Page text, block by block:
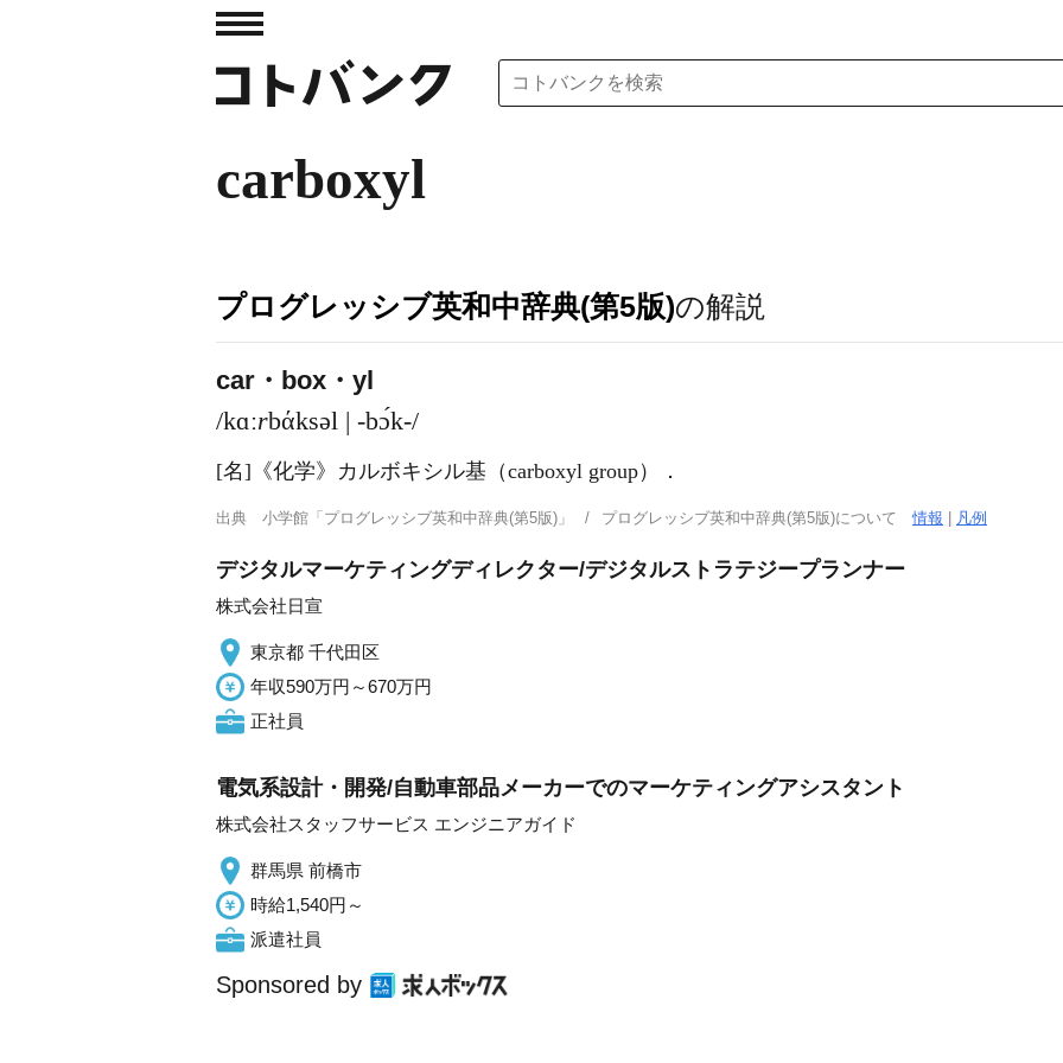
carboxyl
プログレッシブ英和中辞典(第5版)の解説
car・box・yl
/kɑːrbάksəl | -bɔ́k-/
[名] 《化学》 カルボキシル基（carboxyl group） ．
出典 小学館「プログレッシブ英和中辞典(第5版)」 プログレッシブ英和中辞典(第5版)について情報 凡例
デジタルマーケティングディレクター/デジタルストラテジープランナー
株式会社日宣
東京都 千代田区
年収590万円～670万円
正社員
電気系設計・開発/自動車部品メーカーでのマーケティングアシスタント
株式会社スタッフサービス エンジニアガイド
群馬県 前橋市
時給1,540円～
派遣社員
Sponsored by